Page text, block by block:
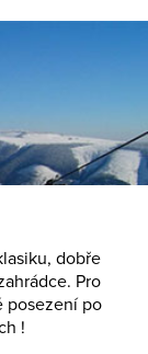
dobře
Pro
posezení po
!